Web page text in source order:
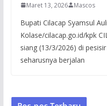
Maret 13, 2026 Mascos
Bupati Cilacap Syamsul
Kolase/cilacap.go.id/kpk
siang (13/3/2026) di
seharusnya berjalan